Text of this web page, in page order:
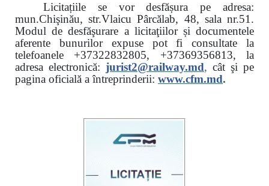
Licitațiile se vor desfășura pe adresa:
mun.Chişinău, str.Vlaicu Pârcălab, 48, sala nr.51.
Modul de desfăşurare a licitaţiilor și documentele
aferente bunurilor expuse pot fi consultate la
telefoanele +37322832805, +37369356813, la
adresa electronică: jurist2@railway.md, cât şi pe
pagina oficială a întreprinderii: www.cfm.md.